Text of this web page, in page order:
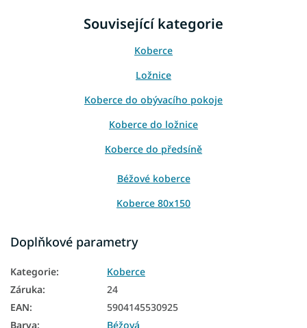
Související kategorie
Koberce
Ložnice
Koberce do obývacího pokoje
Koberce do ložnice
Koberce do předsíně
Béžové koberce
Koberce 80x150
Koberce 160x220
Doplňkové parametry
Kategorie:
Koberce
Záruka:
24
EAN:
5904145530925
Barva:
Béžová